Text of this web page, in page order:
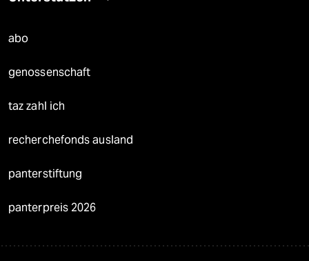
abo
genossenschaft
taz zahl ich
recherchefonds ausland
panterstiftung
panterpreis 2026